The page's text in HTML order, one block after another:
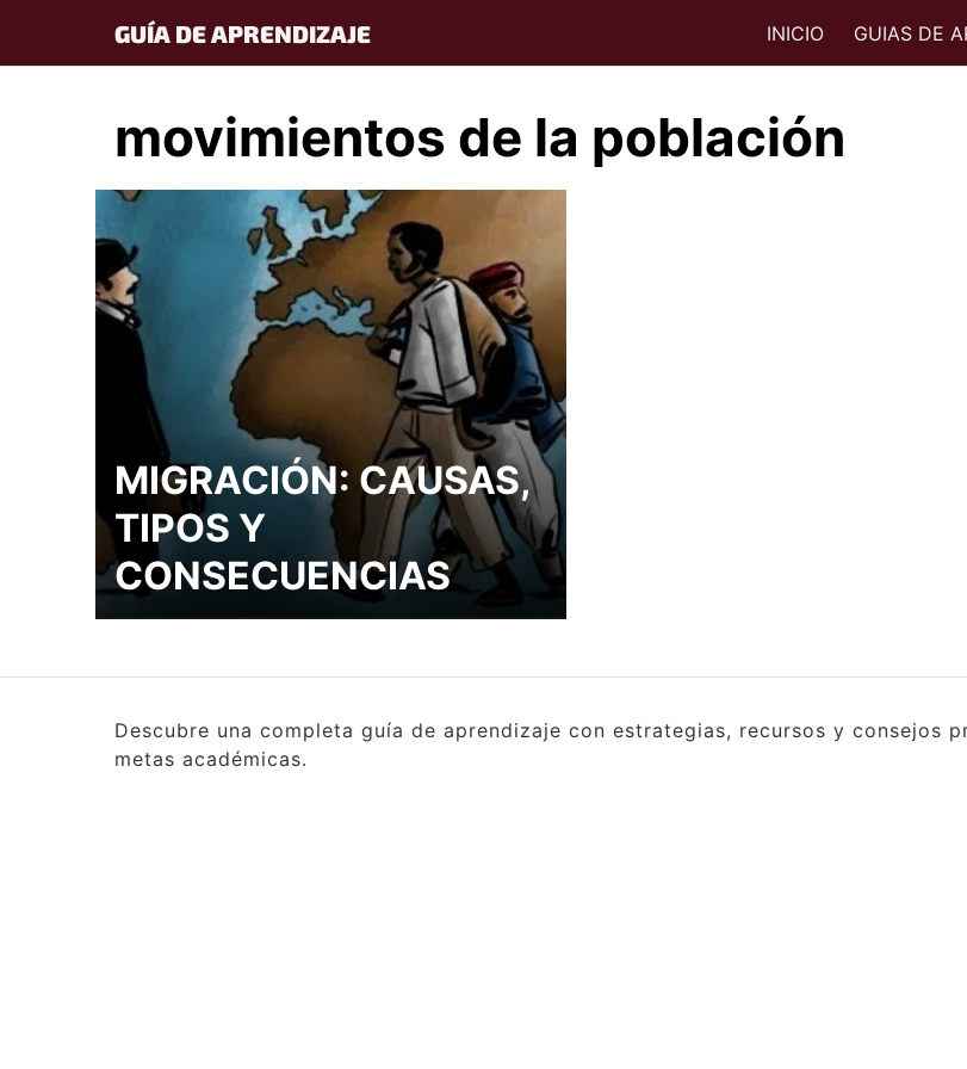
content
GUÍA DE APRENDIZAJE INICIO GUIAS DE
movimientos de la población
MIGRACIÓN: CAUSAS,
TIPOS Y
CONSECUENCIAS
Descubre una completa guía de aprendizaje con estrategias, recursos y consejos
metas académicas.